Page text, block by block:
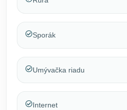
Sporák
Umývačka riadu
Internet